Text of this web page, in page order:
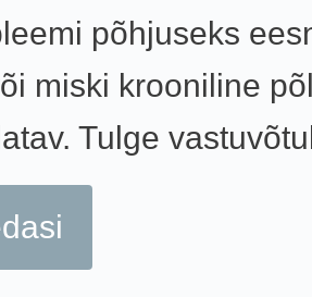
põhjuseks
miski krooniline
Tulge